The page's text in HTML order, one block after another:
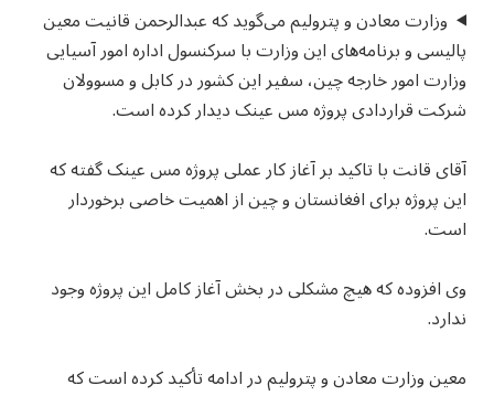
وزارت معادن و پترولیم می‌گوید که عبدالرحمن قانیت معین
پالیسی و برنامه‌های این وزارت با سرکنسول اداره امور آسیایی
وزارت امور خارجه چین، سفیر این کشور در کابل و مسوولان
شرکت قراردادی پروژه مس عینک دیدار کرده است.
آقای قانت با تاکید بر آغاز کار عملی پروژه مس عینک گفته که
این پروژه برای افغانستان و چین از اهمیت خاصی برخوردار
است.
وی افزوده که هیچ مشکلی در بخش آغاز کامل این پروژه وجود
ندارد.
معین وزارت معادن و پترولیم در ادامه تأکید کرده است که